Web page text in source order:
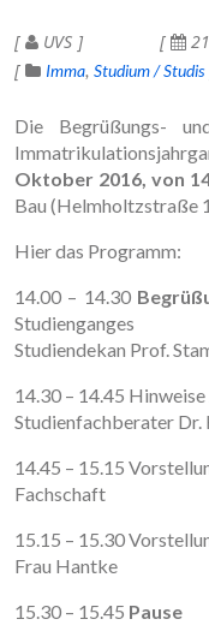
UVS
Imma Studium / Studis
Die Begrüßungs-
Oktober 2016, von
Bau (Helmholtzstraße
Hier das Programm:
14.00 – 14.30
Studienganges
Studiendekan Prof.
14.30 – 14.45
Studienfachberater Dr.
14.45 – 15.15
Fachschaft
15.15 – 15.30
Frau Hantke
15.30 – 15.45 Pause